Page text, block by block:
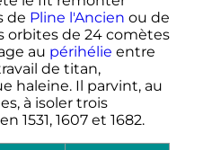
de Pline l'Ancien ou de
orbites de 24 comètes
au périhélie entre
de titan,
haleine. Il parvint, au
à isoler trois
1531, 1607 et 1682.